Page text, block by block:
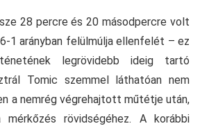
28 percre és 20 másodpercre volt
1 arányban felülmúlja ellenfelét – ez
legrövidebb ideig tartó
Tomic szemmel láthatóan nem
a nemrég végrehajtott műtétje után,
rövidségéhez. A korábbi